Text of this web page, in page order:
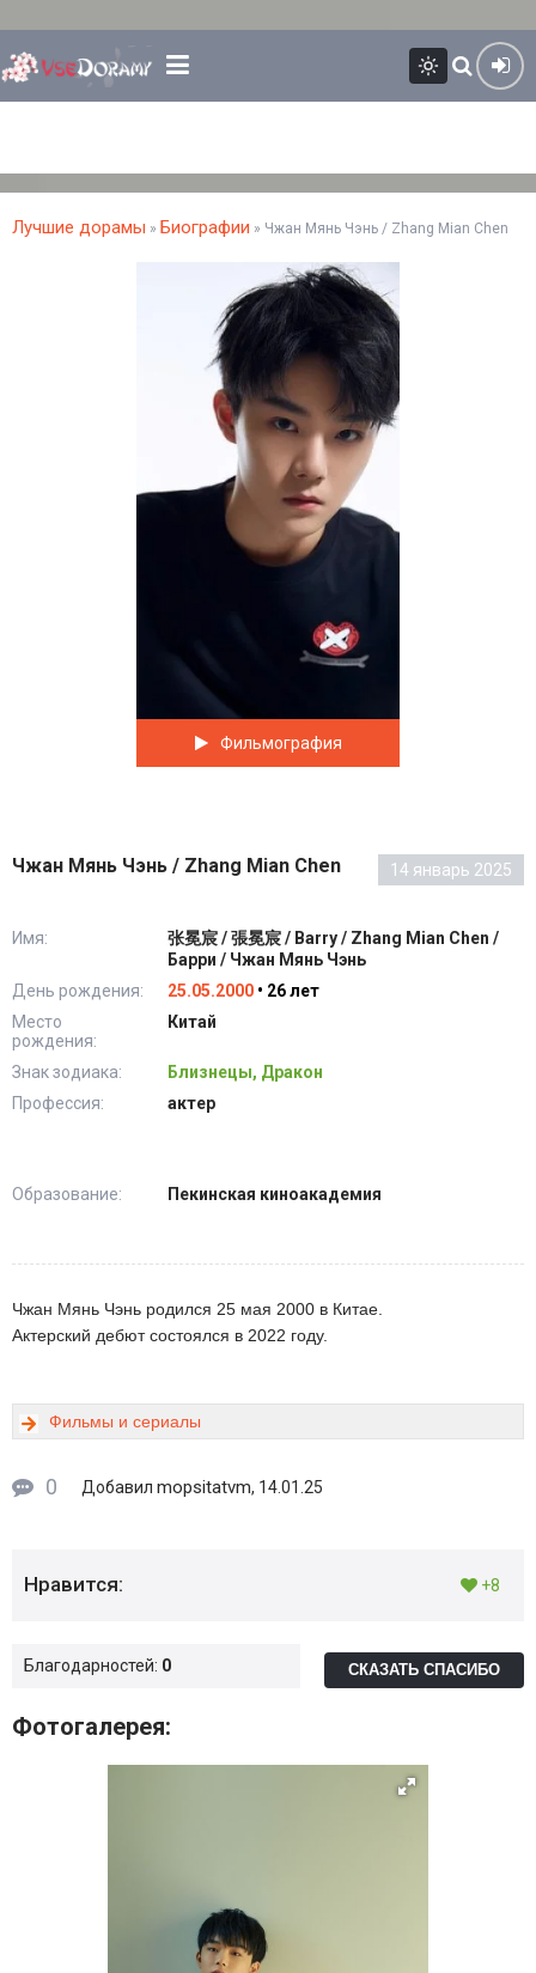
Лучшие дорамы » Биографии » Чжан Мянь Чэнь / Zhang Mian Chen
Фильмография
Чжан Мянь Чэнь / Zhang Mian Chen 14 январь 2025
Имя:
张冕宸 / 張冕宸 / Barry / Zhang Mian Chen /
Барри / Чжан Мянь Чэнь
День рождения:
25.05.2000 • 26 лет
Место
рождения:
Китай
Знак зодиака:
Близнецы, Дракон
Профессия:
актер
Образование: Пекинская киноакадемия
Чжан Мянь Чэнь родился 25 мая 2000 в Китае.
Актерский дебют состоялся в 2022 году.
Фильмы и сериалы
0 Добавил mopsitatvm, 14.01.25
Нравится: +8
Благодарностей: 0 СКАЗАТЬ СПАСИБО
Фотогалерея: